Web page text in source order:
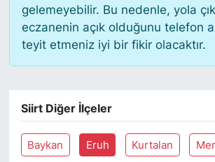
gelemeyebilir. Bu nedenle, yola
eczanenin açık olduğunu telefon
teyit etmeniz iyi bir fikir olacaktır.
Siirt Diğer İlçeler
Baykan Eruh Kurtalan
SEKTÖR
SİYASET
SON DAKİKA HABERİ
SPOR